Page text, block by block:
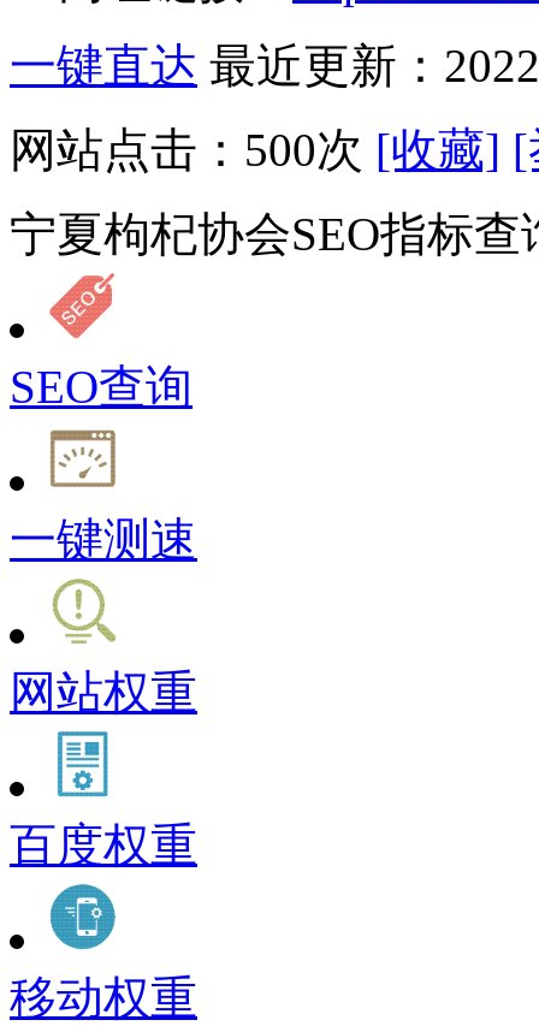
一键直达 最近更新：
网站点击： 500次 [收藏] [
宁夏枸杞协会SEO指标查
SEO查询
一键测速
网站权重
百度权重
移动权重